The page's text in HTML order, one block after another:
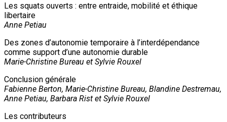
Les squats ouverts : entre entraide, mobilité et éthique
libertaire
Anne Petiau
Des zones d’autonomie temporaire à l’interdépendance
comme support d’une autonomie durable
Marie-Christine Bureau et Sylvie Rouxel
Conclusion générale
Fabienne Berton, Marie-Christine Bureau, Blandine Destremau,
Anne Petiau, Barbara Rist et Sylvie Rouxel
Les contributeurs